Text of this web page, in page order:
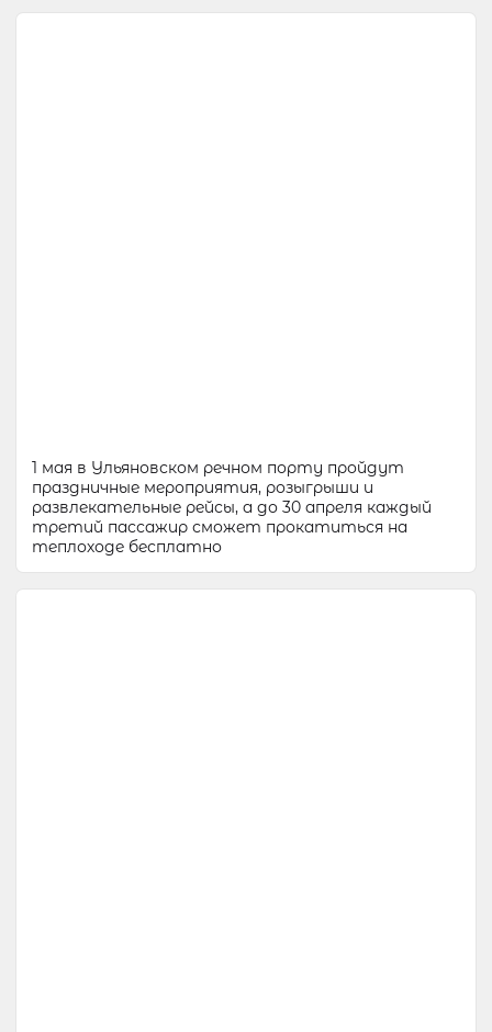
1 мая в Ульяновском речном порту пройдут
праздничные мероприятия, розыгрыши и
развлекательные рейсы, а до 30 апреля каждый
третий пассажир сможет прокатиться на
теплоходе бесплатно